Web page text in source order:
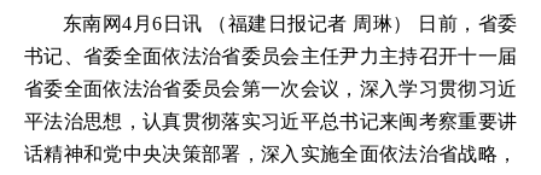
东南网4月6日讯 （福建日报记者 周琳） 日前，省委
书记、省委全面依法治省委员会主任尹力主持召开十一届
省委全面依法治省委员会第一次会议，深入学习贯彻习近
平法治思想，认真贯彻落实习近平总书记来闽考察重要讲
话精神和党中央决策部署，深入实施全面依法治省战略，